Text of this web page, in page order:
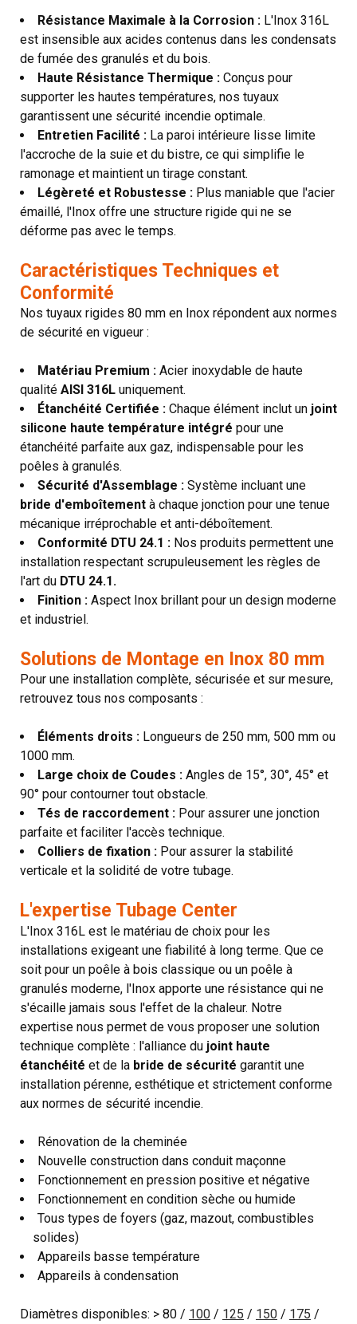
Résistance Maximale à la Corrosion : L'Inox 316L
est insensible aux acides contenus dans les condensats
de fumée des granulés et du bois.
Haute Résistance Thermique : Conçus pour
supporter les hautes températures, nos tuyaux
garantissent une sécurité incendie optimale.
Entretien Facilité : La paroi intérieure lisse limite
l'accroche de la suie et du bistre, ce qui simplifie le
ramonage et maintient un tirage constant.
Légèreté et Robustesse : Plus maniable que l'acier
émaillé, l'Inox offre une structure rigide qui ne se
déforme pas avec le temps.
Caractéristiques Techniques et
Conformité
Nos tuyaux rigides 80 mm en Inox répondent aux normes
de sécurité en vigueur :
Matériau Premium : Acier inoxydable de haute
qualité AISI 316L uniquement.
Étanchéité Certifiée : Chaque élément inclut un joint
silicone haute température intégré pour une
étanchéité parfaite aux gaz, indispensable pour les
poêles à granulés.
Sécurité d'Assemblage : Système incluant une
bride d'emboîtement à chaque jonction pour une tenue
mécanique irréprochable et anti-déboîtement.
Conformité DTU 24.1 : Nos produits permettent une
installation respectant scrupuleusement les règles de
l'art du DTU 24.1.
Finition : Aspect Inox brillant pour un design moderne
et industriel.
Solutions de Montage en Inox 80 mm
Pour une installation complète, sécurisée et sur mesure,
retrouvez tous nos composants :
Éléments droits : Longueurs de 250 mm, 500 mm ou
1000 mm.
Large choix de Coudes : Angles de 15°, 30°, 45° et
90° pour contourner tout obstacle.
Tés de raccordement : Pour assurer une jonction
parfaite et faciliter l'accès technique.
Colliers de fixation : Pour assurer la stabilité
verticale et la solidité de votre tubage.
L'expertise Tubage Center
L'Inox 316L est le matériau de choix pour les
installations exigeant une fiabilité à long terme. Que ce
soit pour un poêle à bois classique ou un poêle à
granulés moderne, l'Inox apporte une résistance qui ne
s'écaille jamais sous l'effet de la chaleur. Notre
expertise nous permet de vous proposer une solution
technique complète : l'alliance du joint haute
étanchéité et de la bride de sécurité garantit une
installation pérenne, esthétique et strictement conforme
aux normes de sécurité incendie.
Rénovation de la cheminée
Nouvelle construction dans conduit maçonne
Fonctionnement en pression positive et négative
Fonctionnement en condition sèche ou humide
Tous types de foyers (gaz, mazout, combustibles
solides)
Appareils basse température
Appareils à condensation
Diamètres disponibles: > 80 / 100 / 125 / 150 / 175 /